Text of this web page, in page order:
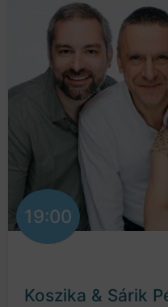
19:00
Koszika & Sárik